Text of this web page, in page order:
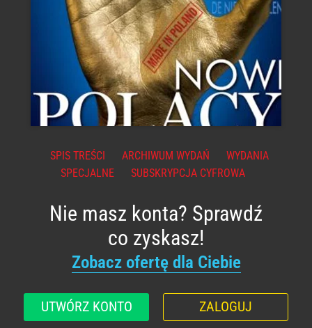
SPIS TREŚCI ARCHIWUM WYDAŃ
WYDANIA
SPECJALNE
SUBSKRYPCJA CYFROWA
Nie masz konta? Sprawdź
co zyskasz!
Zobacz ofertę dla Ciebie
UTWÓRZ KONTO ZALOGUJ